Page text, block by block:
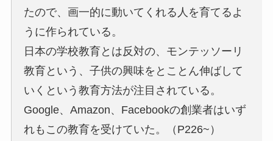
たので、画一的に動いてくれる人を育てるよ
うに作られている。
日本の学校教育とは反対の、モンテッソーリ
教育という、子供の興味をとことん伸ばして
いくという教育方法が注目されている。
Google、Amazon、Facebookの創業者はいず
れもこの教育を受けていた。（P226~）